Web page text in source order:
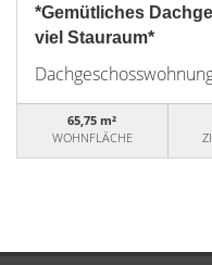
*Gemütliches
viel Stauraum*
65,75 m²
WOHNFLÄCHE